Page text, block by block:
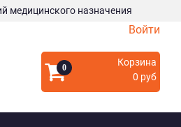
медицинского назначения
Войти
0
Корзина
0 руб